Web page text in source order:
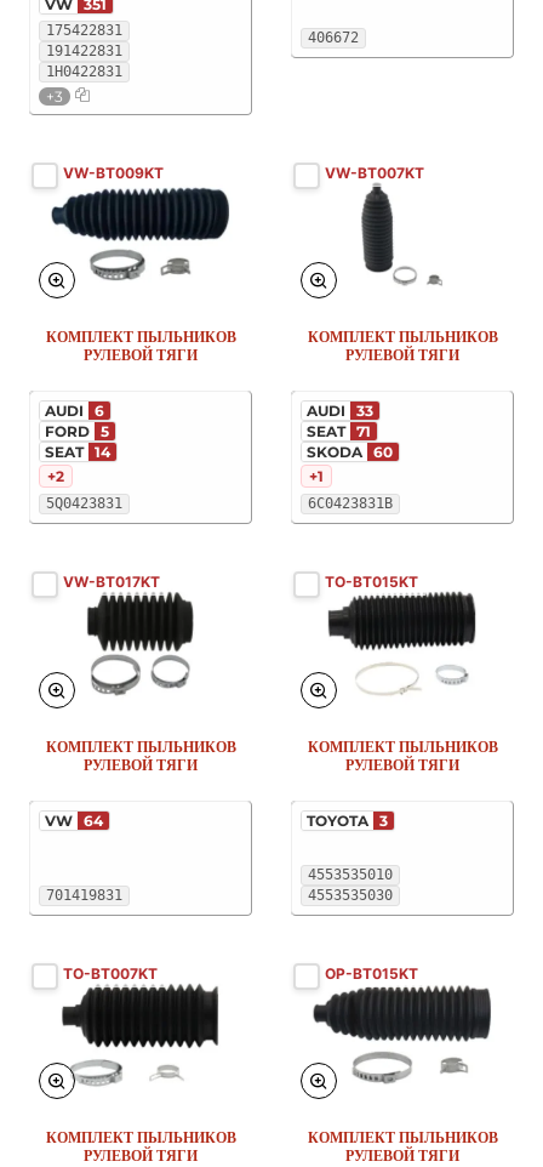
175422831
191422831
1H0422831
+3
VW 351
406672
VW-BT009KT
5Q0423831
AUDI
6
FORD 5
SEAT 14
+2
КОМПЛЕКТ ПЫЛЬНИКОВ
РУЛЕВОЙ ТЯГИ
VW-BT007KT
6C0423831B
AUDI
33
SEAT 71
SKODA 60
+1
КОМПЛЕКТ ПЫЛЬНИКОВ
РУЛЕВОЙ ТЯГИ
VW-BT017KT
701419831
VW 64
КОМПЛЕКТ ПЫЛЬНИКОВ
РУЛЕВОЙ ТЯГИ
TO-BT015KT
4553535010
4553535030
TOYOTA 3
КОМПЛЕКТ ПЫЛЬНИКОВ
РУЛЕВОЙ ТЯГИ
TO-BT007KT
КОМПЛЕКТ ПЫЛЬНИКОВ
РУЛЕВОЙ ТЯГИ
OP-BT015KT
КОМПЛЕКТ ПЫЛЬНИКОВ
РУЛЕВОЙ ТЯГИ